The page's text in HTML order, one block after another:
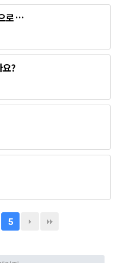
로 …
요?
5